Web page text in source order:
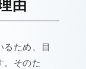
由
るため、目
。そのた